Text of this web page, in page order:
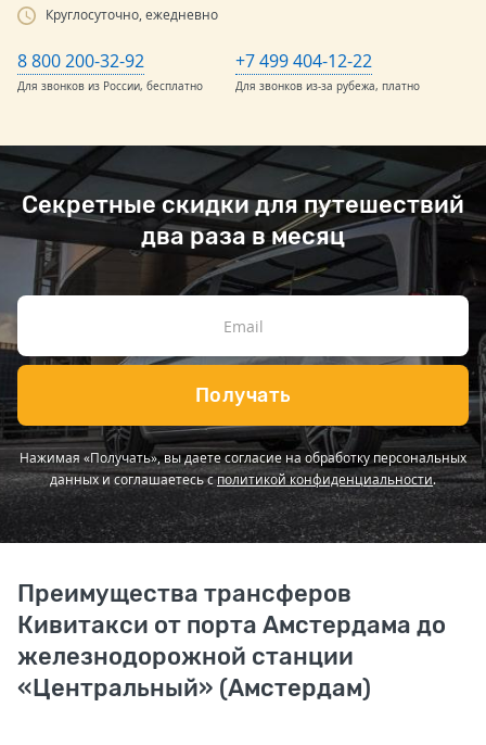
Круглосуточно, ежедневно
8 800 200-32-92
Для звонков из России, бесплатно
+7 499 404-12-22
Для звонков из-за рубежа, платно
Секретные скидки для путешествий
два раза в месяц
Получать
Нажимая «Получать», вы даете согласие на обработку персональных
данных и соглашаетесь сполитикой конфиденциальности.
Преимущества трансферов
Кивитакси от порта Амстердама до
железнодорожной станции
«Центральный» (Амстердам)